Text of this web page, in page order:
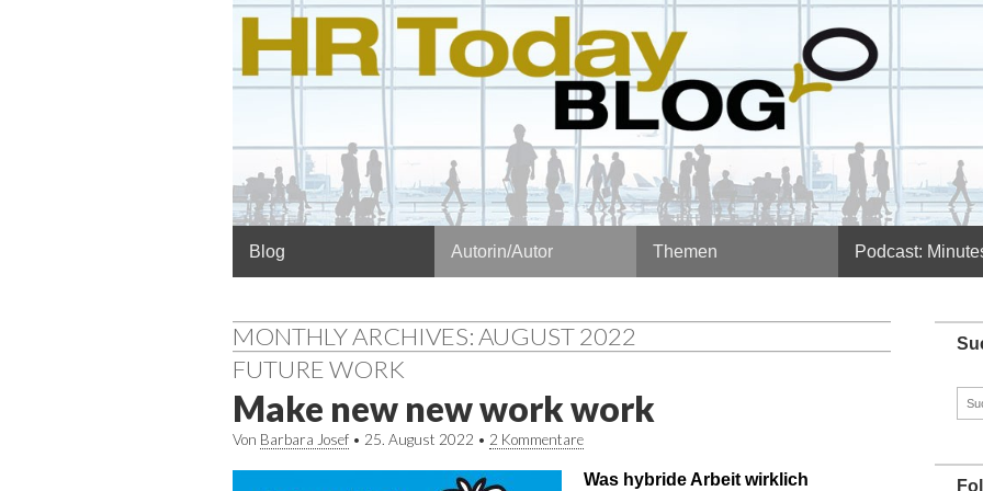
Hauptmenü
Blog Autorin/Autor Themen Podcast:
MONTHLY ARCHIVES: AUGUST 2022
FUTURE WORK
Make new new work work
Von Barbara Josef • 25. August 2022 • 2 Kommentare
Was hybride Arbeit wirklich